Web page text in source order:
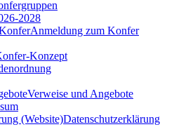
2028
Anmeldung zum Konfer
Konzept
Verweise und Angebote
(Website)Datenschutzerklärung